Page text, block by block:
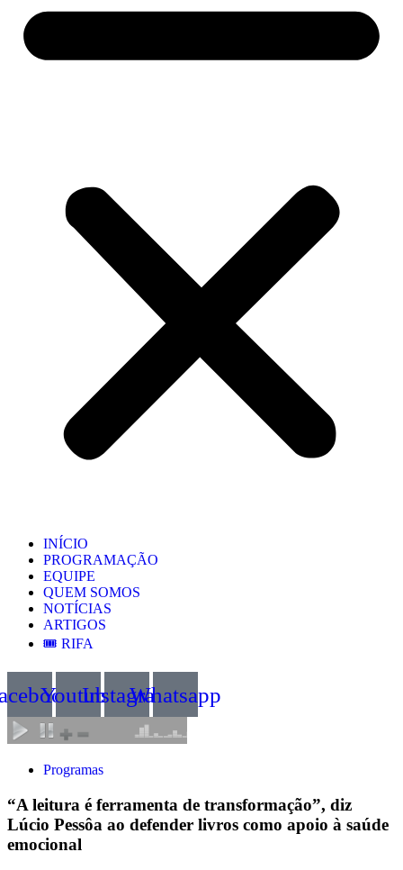
INÍCIO
PROGRAMAÇÃO
EQUIPE
QUEM SOMOS
NOTÍCIAS
ARTIGOS
🎟️ RIFA
YoutubeInstagramWhatsapp
Programas
“A leitura é ferramenta de transformação”, diz
Lúcio Pessôa ao defender livros como apoio à saúde
emocional